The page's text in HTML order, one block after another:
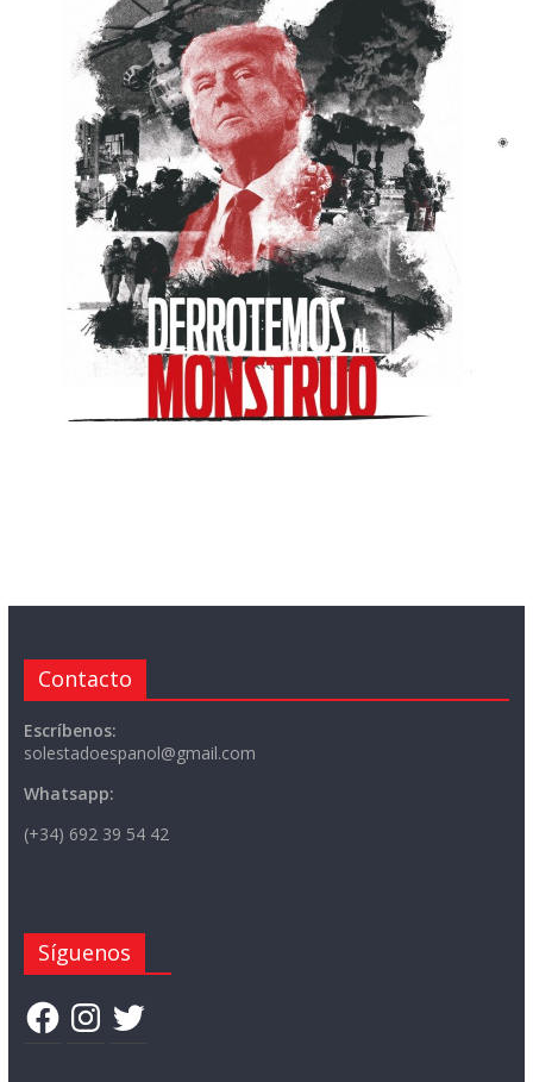
Contacto
Escríbenos:
solestadoespanol@gmail.com
Whatsapp:
(+34) 692 39 54 42
Síguenos
FacebookInstagram
Twitter